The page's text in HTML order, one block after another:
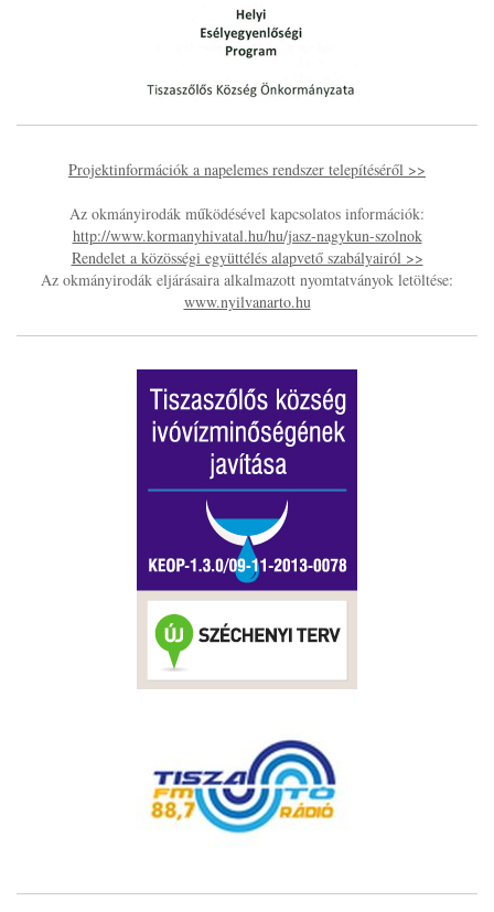
Projektinformációk a napelemes rendszer telepítéséről >>
Az okmányirodák működésével kapcsolatos információk:
http://www.kormanyhivatal.hu/hu/jasz-nagykun-szolnok
Rendelet a közösségi együttélés alapvető szabályairól >>
Az okmányirodák eljárásaira alkalmazott nyomtatványok letöltése:
www.nyilvanarto.hu